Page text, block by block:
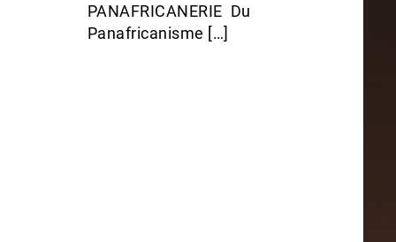
PANAFRICANERIE Du
Panafricanisme […]